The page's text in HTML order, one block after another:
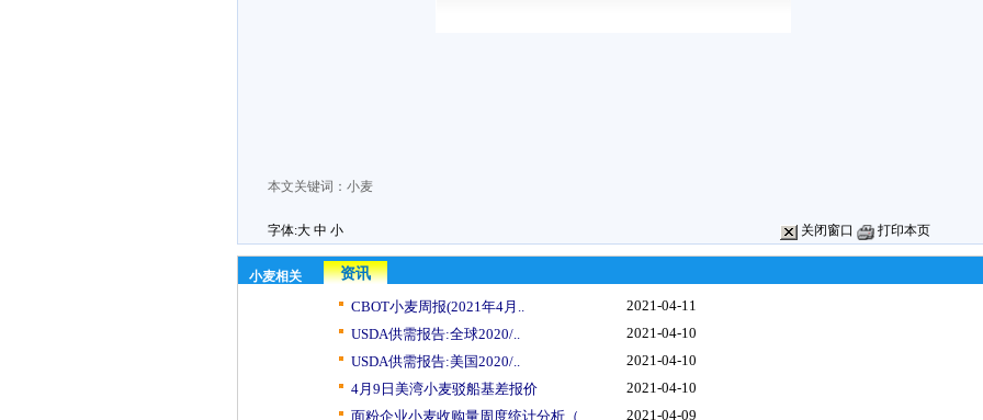
本文关键词： 小麦
字体:大 中 小 关闭窗口 打印本页
小麦相关
资讯
CBOT小麦周报(2021年4月..
2021-04-11
USDA供需报告:全球2020/..
2021-04-10
USDA供需报告:美国2020/..
2021-04-10
4月9日美湾小麦驳船基差报价
2021-04-10
面粉企业小麦收购量周度统计分析（..
2021-04-09